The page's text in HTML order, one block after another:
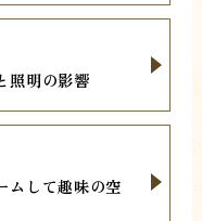
照明の影響
ムして趣味の空